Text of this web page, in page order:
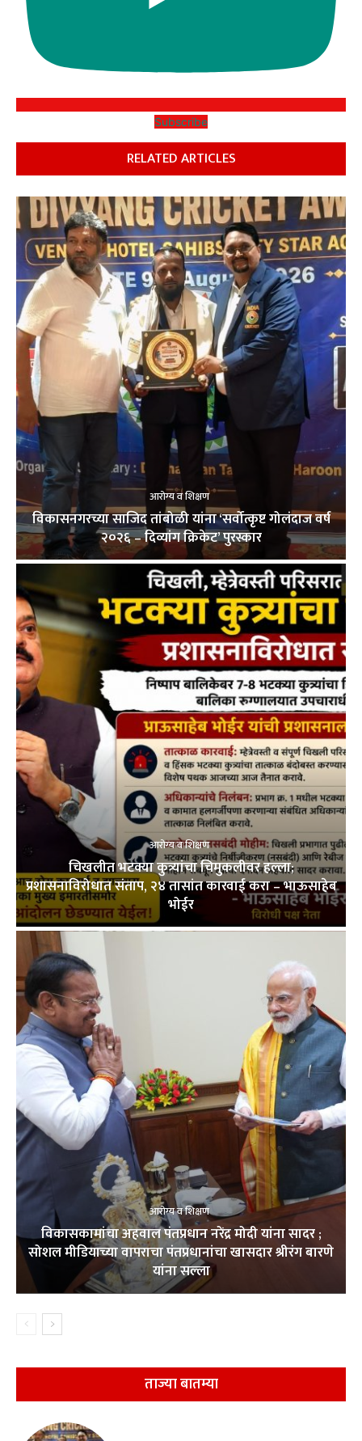
Subscribe
RELATED ARTICLES
आरोग्य व शिक्षण
विकासनगरच्या साजिद तांबोळी यांना ‘सर्वोत्कृष्ट गोलंदाज वर्ष
२०२६ – दिव्यांग क्रिकेट’ पुरस्कार
आरोग्य व शिक्षण
चिखलीत भटक्या कुत्र्यांचा चिमुकलीवर हल्ला;
प्रशासनाविरोधात संताप, २४ तासांत कारवाई करा – भाऊसाहेब
भोईर
आरोग्य व शिक्षण
विकासकामांचा अहवाल पंतप्रधान नरेंद्र मोदी यांना सादर ;
सोशल मीडियाच्या वापराचा पंतप्रधानांचा खासदार श्रीरंग बारणे
यांना सल्ला
ताज्या बातम्या